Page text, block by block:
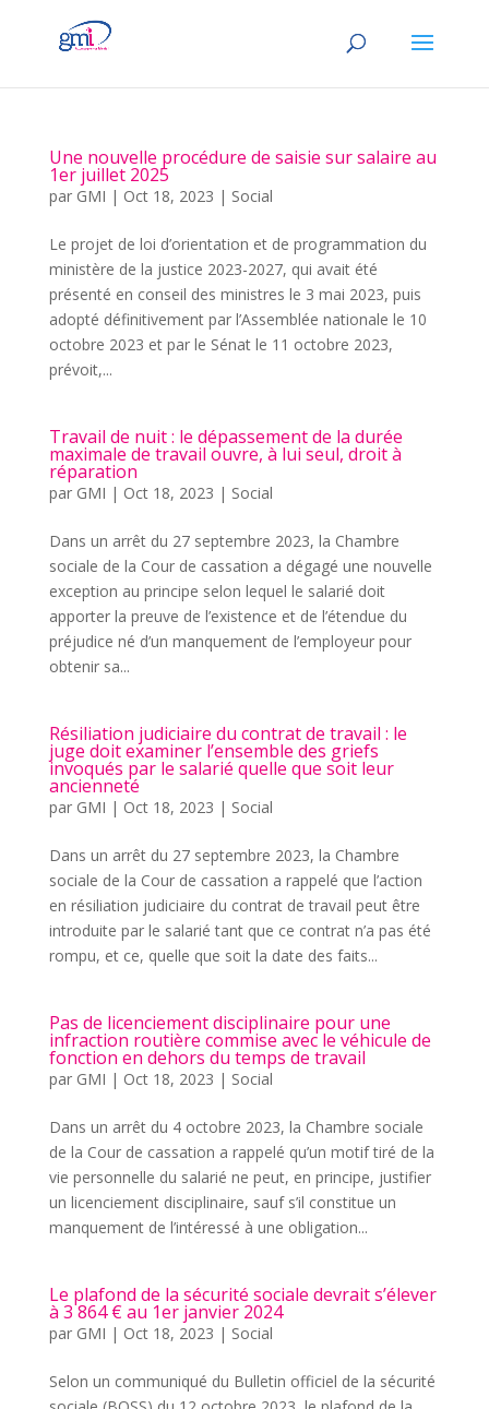
Une nouvelle procédure de saisie sur salaire au
1er juillet 2025
par GMI | Oct 18, 2023 | Social
Le projet de loi d’orientation et de programmation du
ministère de la justice 2023-2027, qui avait été
présenté en conseil des ministres le 3 mai 2023, puis
adopté définitivement par l’Assemblée nationale le 10
octobre 2023 et par le Sénat le 11 octobre 2023,
prévoit,...
Travail de nuit : le dépassement de la durée
maximale de travail ouvre, à lui seul, droit à
réparation
par GMI | Oct 18, 2023 | Social
Dans un arrêt du 27 septembre 2023, la Chambre
sociale de la Cour de cassation a dégagé une nouvelle
exception au principe selon lequel le salarié doit
apporter la preuve de l’existence et de l’étendue du
préjudice né d’un manquement de l’employeur pour
obtenir sa...
Résiliation judiciaire du contrat de travail : le
juge doit examiner l’ensemble des griefs
invoqués par le salarié quelle que soit leur
ancienneté
par GMI | Oct 18, 2023 | Social
Dans un arrêt du 27 septembre 2023, la Chambre
sociale de la Cour de cassation a rappelé que l’action
en résiliation judiciaire du contrat de travail peut être
introduite par le salarié tant que ce contrat n’a pas été
rompu, et ce, quelle que soit la date des faits...
Pas de licenciement disciplinaire pour une
infraction routière commise avec le véhicule de
fonction en dehors du temps de travail
par GMI | Oct 18, 2023 | Social
Dans un arrêt du 4 octobre 2023, la Chambre sociale
de la Cour de cassation a rappelé qu’un motif tiré de la
vie personnelle du salarié ne peut, en principe, justifier
un licenciement disciplinaire, sauf s’il constitue un
manquement de l’intéressé à une obligation...
Le plafond de la sécurité sociale devrait s’élever
à 3 864 € au 1er janvier 2024
par GMI | Oct 18, 2023 | Social
Selon un communiqué du Bulletin officiel de la sécurité